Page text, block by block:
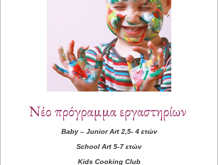
Νέο πρόγραμμα εργαστηρίων
Baby– Junior Art2,5- 4 ετών
School Art 5-7 ετών
Kids Cooking Club